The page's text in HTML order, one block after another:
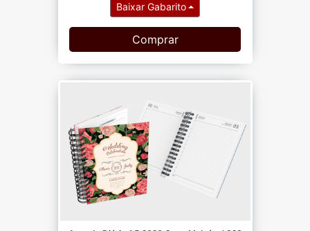
Baixar Gabarito
Comprar